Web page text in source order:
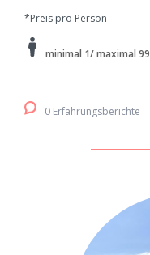
*Preis pro Person
minimal 1/ maximal 99
0 Erfahrungsberichte